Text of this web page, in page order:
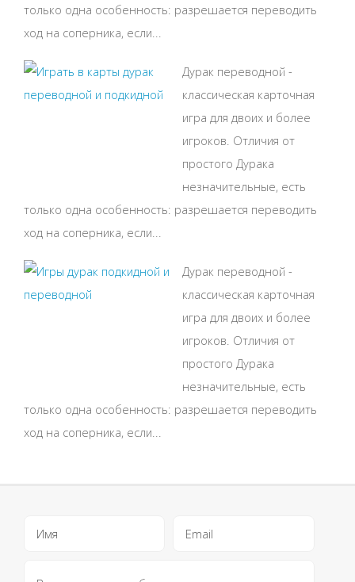
только одна особенность: разрешается переводить
ход на соперника, если...
Дурак переводной -
классическая карточная
игра для двоих и более
игроков. Отличия от
простого Дурака
незначительные, есть
только одна особенность: разрешается переводить
ход на соперника, если...
Дурак переводной -
классическая карточная
игра для двоих и более
игроков. Отличия от
простого Дурака
незначительные, есть
только одна особенность: разрешается переводить
ход на соперника, если...